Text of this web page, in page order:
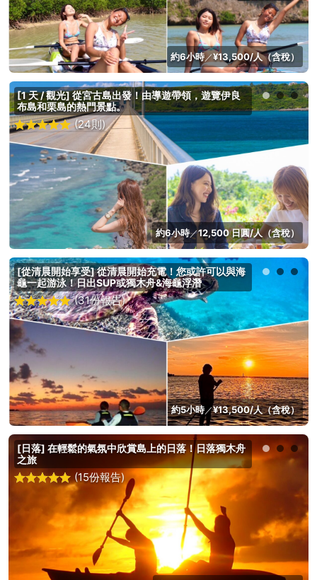
約6小時／¥13,500/人（含稅）
[1 天 / 觀光] 從宮古島出發！由導遊帶領，遊覽伊良
布島和栗島的熱門景點。
(24則)
約6小時／12,500 日圓/人（含稅）
[從清晨開始享受] 從清晨開始充電！您或許可以與海
龜一起游泳！日出SUP或獨木舟&海龜浮潛
(31份報告)
約5小時／¥13,500/人（含稅）
[日落] 在輕鬆的氣氛中欣賞島上的日落！日落獨木舟
之旅
(15份報告)